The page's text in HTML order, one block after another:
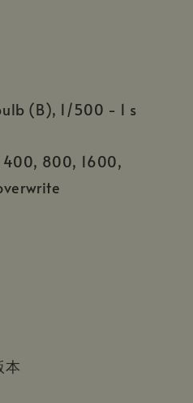
(B), 1/500 - 1 s
400, 800, 1600,
本